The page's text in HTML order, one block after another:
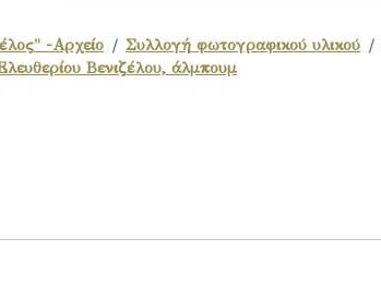
-Αρχείο Συλλογή φωτογραφικού υλικού
Βενιζέλου, άλμπουμ